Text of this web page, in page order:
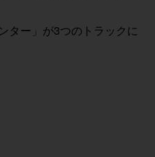
ター」が3つのトラックに